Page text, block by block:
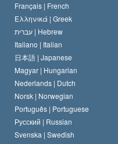
Français | French
Ελληνικά | Greek
עברית | Hebrew
Italiano | Italian
日本語 | Japanese
Magyar | Hungarian
Nederlands | Dutch
Norsk | Norwegian
Português | Portuguese
Русский | Russian
Svenska | Swedish